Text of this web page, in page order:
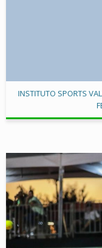
INSTITUTO SPORTS